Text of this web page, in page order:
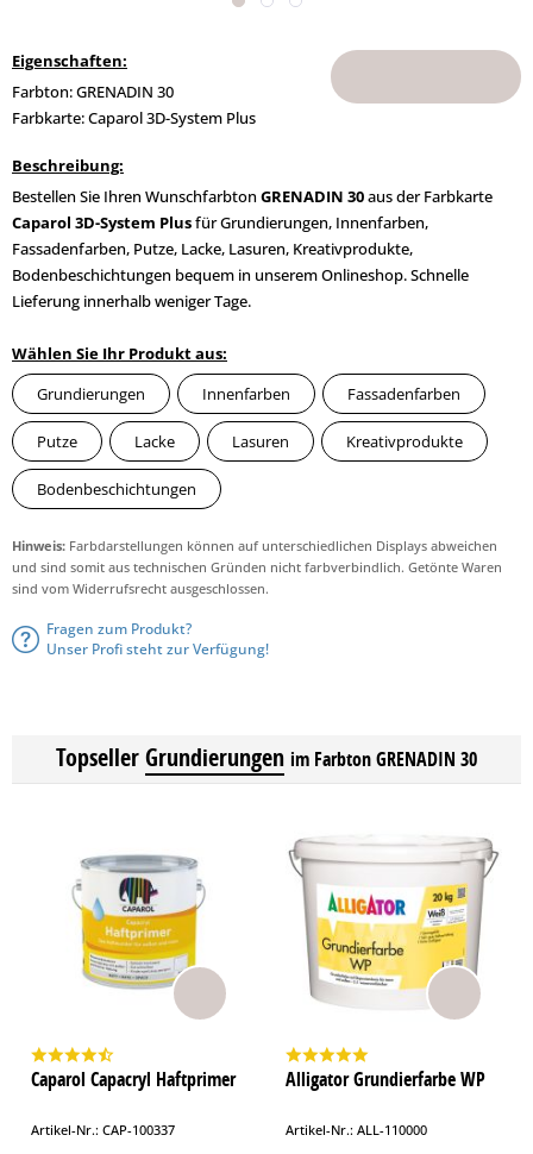
Eigenschaften:
Farbton: GRENADIN 30
Farbkarte: Caparol 3D-System Plus
Beschreibung:
Bestellen Sie Ihren Wunschfarbton GRENADIN 30aus der Farbkarte
Caparol 3D-System Plusfür Grundierungen, Innenfarben,
Fassadenfarben, Putze, Lacke, Lasuren, Kreativprodukte,
Bodenbeschichtungen bequem in unserem Onlineshop. Schnelle
Lieferung innerhalb weniger Tage.
Wählen Sie Ihr Produkt aus:
Grundierungen
Innenfarben Fassadenfarben
Putze Lacke Lasuren Kreativprodukte
Bodenbeschichtungen
Hinweis: Farbdarstellungen können auf unterschiedlichen Displays abweichen
und sind somit aus technischen Gründen nicht farbverbindlich. Getönte Waren
sind vom Widerrufsrecht ausgeschlossen.
Fragen zum Produkt?
Unser Profi steht zur Verfügung!
TopsellerGrundierungen im Farbton GRENADIN 30
Caparol Capacryl Haftprimer
Artikel-Nr.: CAP-100337
Alligator Grundierfarbe WP
Artikel-Nr.: ALL-110000